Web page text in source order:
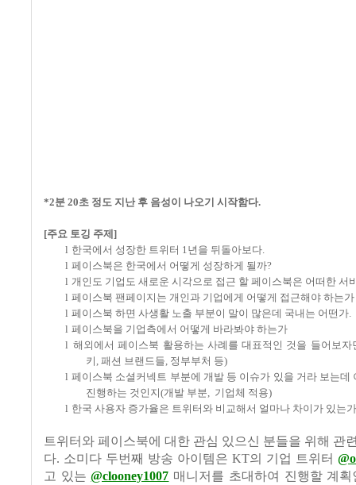
*2분 20초 정도 지난 후 음성이 나오기 시작함다.
[주요 토깅 주제]
l 한국에서 성장한 트위터 1 년을 뒤돌아보다.
l 페이스북은 한국에서 어떻게 성장하게 될까?
l 개인도 기업도 새로운 시각으로 접근 할 페이스북은 어떠한 서
l 페이스북 팬페이지는 개인과 기업에게 어떻게 접근해야 하는가
l 페이스북 하면 사생활 노출 부분이 말이 많은데 국내는 어떤가.
l 페이스북을 기업측에서 어떻게 바라봐야 하는가
l 해외에서 페이스북 활용하는 사례를 대표적인 것을 들어보자
키 ,패션 브랜드들 정부부처 등)
l 페이스북 소셜커넥트 부분에 개발 등 이슈가 있을 거라 보는데
진행하는 것인지(개발 부분 기업체 적용)
l 한국 사용자 증가율은 트위터와 비교해서 얼마나 차이가 있는가
트위터와 페이스북에 대한 관심 있으신 분들을 위해 관
다. 소미다 두번째 방송 아이템은 KT의 기업 트위터
고 있는 @clooney1007 매니저를 초대하여 진행할 계획